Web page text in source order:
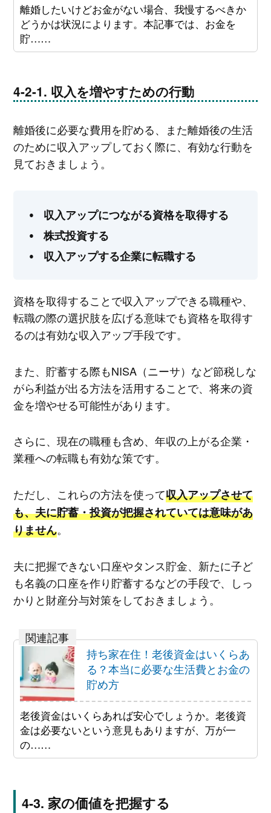
離婚したいけどお金がない場合、我慢するべきか
どうかは状況によります。本記事では、お金を
貯……
収入を増やすための行動
離婚後に必要な費用を貯める、また離婚後の生活
のために収入アップしておく際に、有効な行動を
見ておきましょう。
収入アップにつながる資格を取得する
株式投資する
収入アップする企業に転職する
資格を取得することで収入アップできる職種や、
転職の際の選択肢を広げる意味でも資格を取得す
るのは有効な収入アップ手段です。
また、貯蓄する際もNISA（ニーサ）など節税しな
がら利益が出る方法を活用することで、将来の資
金を増やせる可能性があります。
さらに、現在の職種も含め、年収の上がる企業・
業種への転職も有効な策です。
ただし、これらの方法を使って収入アップさせて
も、夫に貯蓄・投資が把握されていては意味があ
りません。
夫に把握できない口座やタンス貯金、新たに子ど
も名義の口座を作り貯蓄するなどの手段で、しっ
かりと財産分与対策をしておきましょう。
持ち家在住！老後資金はいくらあ
る？本当に必要な生活費とお金の
貯め方
老後資金はいくらあれば安心でしょうか。老後資
金は必要ないという意見もありますが、万が一
の……
家の価値を把握する